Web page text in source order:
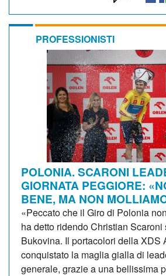
PROFESSIONISTI
POLONIA. SCARONI
GIORNATA PEGGIORE:
BENE, MA NON
«Peccato che il Giro di Polonia
ha detto ridendo Christian Scaroni
Bukovina. Il portacolori della XDS
conquistato la maglia gialla di
generale, grazie a una bellissima